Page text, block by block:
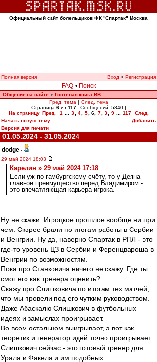
Официальный сайт болельщиков ФК "Спартак" Москва
Полная версия Вход • Регистрация
FAQ • Поиск
Общение на сайте » Гостевая книга ВВ
Пред. тема | След. тема
Страница 6из 117[ Сообщений: 5840 ]
На страницу Пред. 1 3 4 5 6, 7 8 9 117
След.
Начать новую тему
Добавить
Версия для печати
01.05.2024 - 31.05.2024
dodge -
29 май 2024 18:03
Карелин » 29 май 2024 17:18
Если уж по гамбургскому счёту, то у Деяна
главное преимущество перед Владимиром -
это впечатляющая карьера игрока.
Ну не скажи. Игроцкое прошлое вообще ни при
чем. Скорее брали по итогам работы в Сербии
и Венгрии. Ну да, наверно Спартак в РПЛ - это
где-то уровень ЦЗ в Сербии и Ференцвароша в
Венгрии по возможностям.
Пока про Станковича ничего не скажу. Где ты
смог его как тренера оценить?
Скажу про Слишковича по итогам тех матчей,
что мы провели под его чутким руководством.
Даже Абаскалю Слишкович в футбольных
идеях и замыслах проигрывает.
Во всем остальном выигрывает, а вот как
теоретик и генератор идей точно проигрывает.
Слишкович сейчас - это готовый тренер для
Урала и Факела и им подобных.